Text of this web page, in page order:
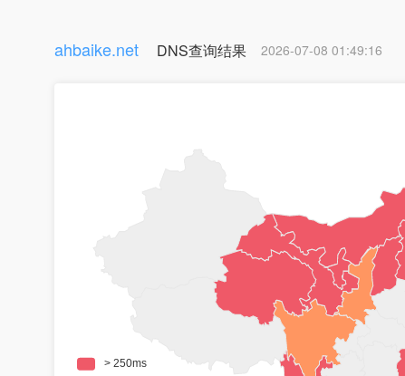
ahbaike.net DNS查询结果 2026-07-08 01:49:16